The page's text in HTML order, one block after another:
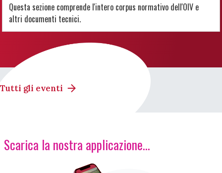
Questa sezione comprende l'intero corpus normativo dell'OIV e
altri documenti tecnici.
Tutti gli eventi
Scarica la nostra applicazione...
Immagine